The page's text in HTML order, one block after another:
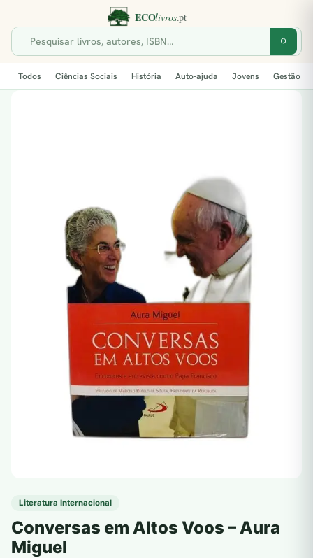
Todos Ciências Sociais História Auto-ajuda Jovens Gestão
Literatura Internacional
Conversas em Altos Voos – Aura
Miguel